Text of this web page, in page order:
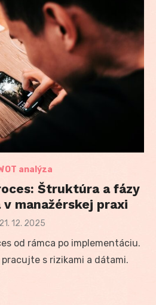
analýza
Štruktúra a fázy
manažérskej praxi
Posted
21. 12. 2025
od rámca po implementáciu.
s rizikami a dátami.